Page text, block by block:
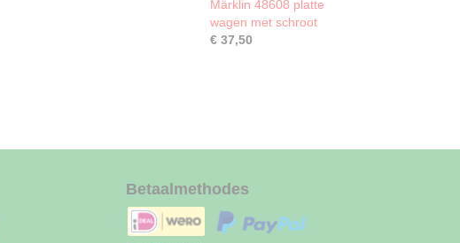
Märklin 48608 platte
wagen met schroot
€ 37,50
Betaalmethodes